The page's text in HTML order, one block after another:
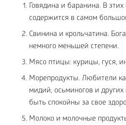
Говядина и баранина. В
содержится в самом
Свинина и крольчатина.
немного меньшей степени.
Мясо птицы: курицы, гуся,
Морепродукты. Любители
мидий, осьминогов и других
быть спокойны за свое
Молоко и молочные